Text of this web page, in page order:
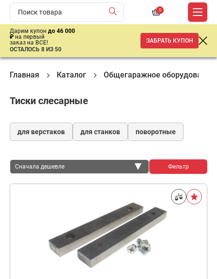
0
Дарим купон до 46 000
₽ на первый
заказ на ВСЕ!
ОСТАЛОСЬ 8 ИЗ 50
ЗАБРАТЬ КУПОН
Главная Каталог Общегаражное оборудование
Тиски слесарные
для верстаков для станков поворотные
Сначала дешевле
Сначала дешевле
Фильтр